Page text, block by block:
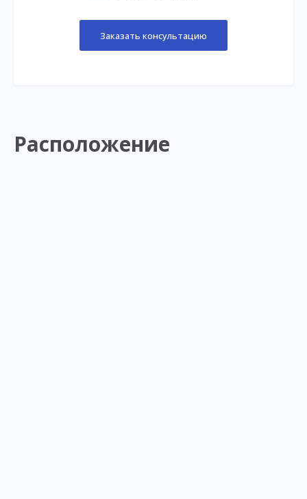
Заказать консультацию
Расположение